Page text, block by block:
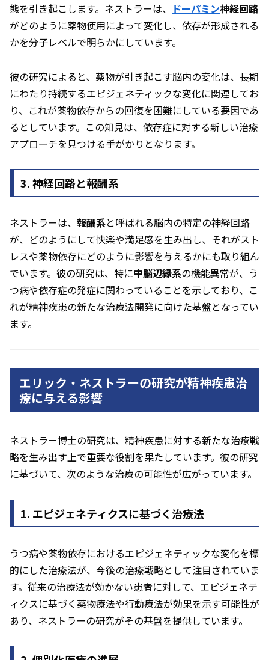
態を引き起こします。ネストラーは、
ドーパミン神経回路
がどのように薬物使用によって変化し、依存が形成される
かを分子レベルで明らかにしています。
彼の研究によると、薬物が引き起こす脳内の変化は、長期
にわたり持続するエピジェネティックな変化に関連してお
り、これが薬物依存からの回復を困難にしている要因であ
るとしています。この知見は、依存症に対する新しい治療
アプローチを見つける手がかりとなります。
3. 神経回路と報酬系
ネストラーは、 報酬系と呼ばれる脳内の特定の神経回路
が、どのようにして快楽や満足感を生み出し、それがスト
レスや薬物依存にどのように影響を与えるかにも取り組ん
でいます。彼の研究は、特に中脳辺縁系の機能異常が、う
つ病や依存症の発症に関わっていることを示しており、こ
れが精神疾患の新たな治療法開発に向けた基盤となってい
ます。
エリック・ネストラーの研究が精神疾患治
療に与える影響
ネストラー博士の研究は、精神疾患に対する新たな治療戦
略を生み出す上で重要な役割を果たしています。彼の研究
に基づいて、次のような治療の可能性が広がっています。
1. エピジェネティクスに基づく治療法
うつ病や薬物依存におけるエピジェネティックな変化を標
的にした治療法が、今後の治療戦略として注目されていま
す。従来の治療法が効かない患者に対して、エピジェネテ
ィクスに基づく薬物療法や行動療法が効果を示す可能性が
あり、ネストラーの研究がその基盤を提供しています。